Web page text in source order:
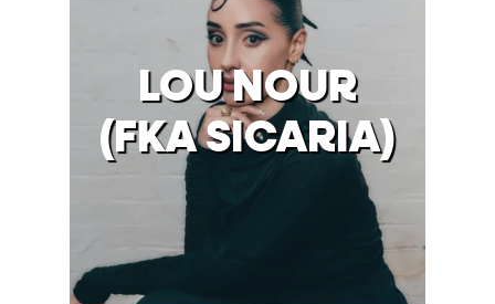
LOU NOUR
(FKA SICARIA)